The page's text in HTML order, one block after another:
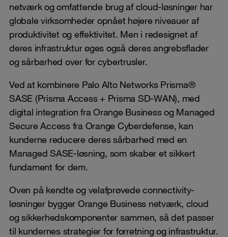
netværk og omfattende brug af cloud-løsninger har
globale virksomheder opnået højere niveauer af
produktivitet og effektivitet. Men i redesignet af
deres infrastruktur øges også deres angrebsflader
og sårbarhed over for cybertrusler.
Ved at kombinere Palo Alto Networks Prisma®
SASE (Prisma Access + Prisma SD-WAN), med
digital integration fra Orange Business og Managed
Secure Access fra Orange Cyberdefense, kan
kunderne reducere deres sårbarhed med en
Managed SASE-løsning, som skaber et sikkert
fundament for dem.
Oven på kendte og velafprøvede connectivity-
løsninger bygger Orange Business netværk, cloud
og sikkerhedskomponenter sammen, så det passer
til kundernes strategier for forretning og infrastruktur.